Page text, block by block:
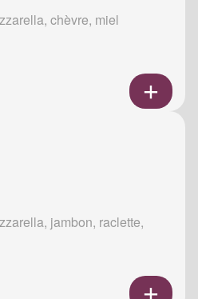
chèvre, miel
jambon, raclette,